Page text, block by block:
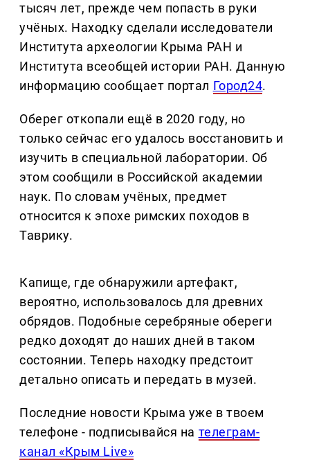
тысяч лет, прежде чем попасть в руки
учёных. Находку сделали исследователи
Института археологии Крыма РАН и
Института всеобщей истории РАН. Данную
информацию сообщает портал Город24.
Оберег откопали ещё в 2020 году, но
только сейчас его удалось восстановить и
изучить в специальной лаборатории. Об
этом сообщили в Российской академии
наук. По словам учёных, предмет
относится к эпохе римских походов в
Таврику.
Капище, где обнаружили артефакт,
вероятно, использовалось для древних
обрядов. Подобные серебряные обереги
редко доходят до наших дней в таком
состоянии. Теперь находку предстоит
детально описать и передать в музей.
Последние новости Крыма уже в твоем
телефоне - подписывайся на телеграм-
канал «Крым Live»